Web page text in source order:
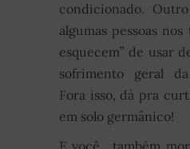
condicionado.
algumas pessoas
esquecem” de usar
sofrimento geral
Fora isso, dá pra
em solo germânico!
E você, também